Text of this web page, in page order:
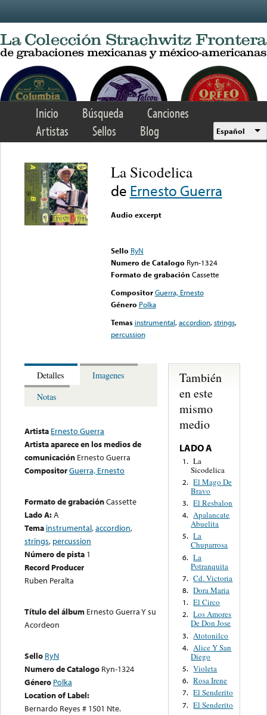
Inicio Búsqueda
Canciones
Artistas
Sellos Blog Español
La Sicodelica
de Ernesto Guerra
Audio excerpt
Sello RyN
Numero de Catalogo Ryn-1324
Formato de grabación Cassette
Compositor Guerra, Ernesto
Género Polka
Temas instrumental,accordion,strings,
percussion
Detalles
Imagenes
Notas
Artista Ernesto Guerra
Artista aparece en los medios de
comunicación Ernesto Guerra
CompositorGuerra, Ernesto
Formato de grabaciónCassette
Lado A:A
Tema instrumental,accordion,
strings, percussion
Número de pista 1
Record Producer
Ruben Peralta
Título del álbum Ernesto Guerra Y su
Acordeon
Sello RyN
Numero de Catalogo Ryn-1324
Género Polka
Location of Label:
Bernardo Reyes # 1501 Nte.
También
en este
mismo
medio
LADO A
1. La
Sicodelica
2. El Mago De
Bravo
3. El Resbalon
4. Apalancate
Abuelita
5. La
Chuparrosa
6. La
Potranquita
7. Cd. Victoria
8. Dora Maria
1. El Circo
2. Los Amores
De Don Jose
3. Atotonilco
4. Alice Y San
Diego
5. Violeta
6. Rosa Irene
7. El Senderito
7. El Senderito